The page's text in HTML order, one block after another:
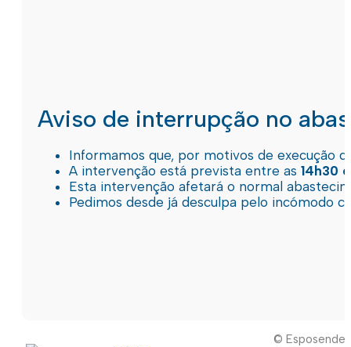
Aviso de interrupção no
Informamos que, por motivos de execução
A intervenção está prevista entre as 14h30
Esta intervenção afetará o normal
Pedimos desde já desculpa pelo incómodo
© Esposende